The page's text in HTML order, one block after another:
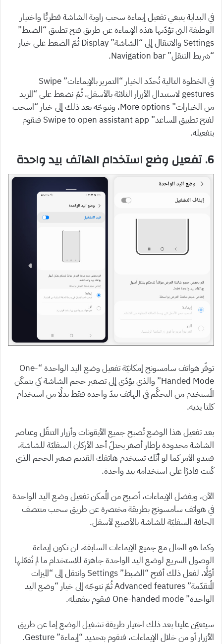
في البداية ينبغي تفعيل إيماءة سحب زاوية الشاشة قطريًّا واختيار
الوظيفة التي تؤدّيها هذه الإيماءة عن طريق فتح تطبيق “الضبط”
Settings والانتقال إلى “الشاشة” Display ثُمّ الضغط على خيار
“شريط التنقل” Navigation bar.
في الخطوة التالية نُحدّد الخيار “التمرير بالإيماءات” Swipe
gestures لاستبدال الأزرار الثلاثة بالأسفل، ثُمّ نضغط على “المزيد
من الخيارات” More options، ونتوجّه بعد ذلك إلى خيار “اسحب
لفتح تطبيق المساعد” Swipe to open assistant app فنقوم
بتفعيله.
6. تفعيل وضع استخدام الهاتف بيد واحدة
توفّر هواتف سامسونج إمكانيّة تفعيل وضع اليد الواحدة “One-
Handed Mode” والذي يؤدّي إلى تصغير حجم الشاشة كي يتمكّن
المُستخدم من التحكُّم في الهاتف بيدّ واحدة فقط بدلًا من استخدام
كلتا يديه.
بعد تفعيل هذا الوضع تُصبح جميع الأيقونات وأزرار التنقّل وعناصر
الشاشة محدودة بإطار أصغر يحتلّ أحد الأركان السفليّة للشاشة،
فيبدو الأمر كما لو أنّك تستخدم هاتفك القديم صغير الحجم الذي
كُنت قادرًا على استخدامه بيد واحدة.
الآن، وبفضل الإيماءات، أصبح من المُمكن تفعيل وضع اليد الواحدة
في هواتف سامسونج بطريقة مختصرة عن طريق سحب منتصف
الحافة السفليّة للشاشة بالأصبع لأسفل.
وكما هو الحال مع جميع الإيماءات السابقة، لن تكون إيماءة
الوصول السريع لوضع اليد الواحدة جاهزة للاستخدام ما لم نُفعّلها
أوّلًا، لفعل ذلك أفتح “الضبط” Settings وانتقل إلى “الميزات
المُتقدّمة” Advanced features ثُمّ نتوجّه إلى خيار “وضع اليد
الواحدة” One-handed mode فنقوم بتفعيله.
سيتعيّن علينا بعد ذلك اختيار طريقة تشغيل الوضع إما عن طريق
الأزرار أو من خلال الإيماءات، فنقوم بتحديد “إيماءة” Gesture.